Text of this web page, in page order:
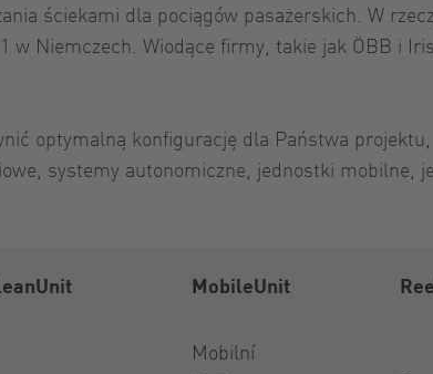
ściekami dla pociągów pasażerskich. W
Niemczech. Wiodące firmy, takie jak ÖBB i
optymalną konfigurację dla Państwa
systemy autonomiczne, jednostki mobilne,
MobileUnit
Mobilní